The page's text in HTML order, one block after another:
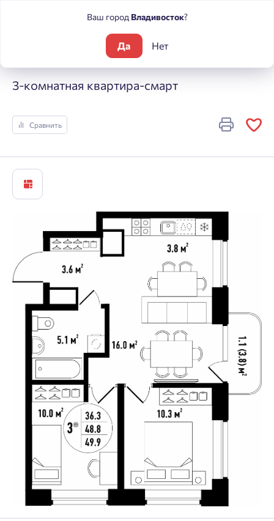
Речные кварталы
3-комнатная квартира-смарт
Сравнить
Ваш город Владивосток?
Да Нет